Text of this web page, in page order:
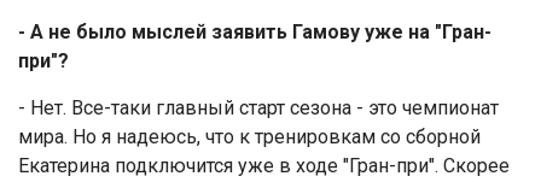
- А не было мыслей заявить Гамову уже на "Гран-
при"?
- Нет. Все-таки главный старт сезона - это чемпионат
мира. Но я надеюсь, что к тренировкам со сборной
Екатерина подключится уже в ходе "Гран-при". Скорее